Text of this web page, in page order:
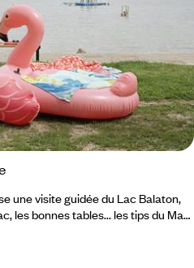
une visite guidée du Lac Balaton,
les bonnes tables... les tips du Mag
fois témoin de l’histoire et espace